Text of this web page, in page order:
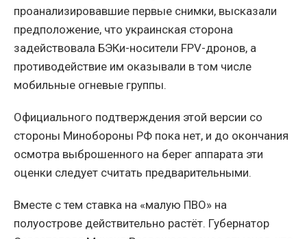
проанализировавшие первые снимки, высказали
предположение, что украинская сторона
задействовала БЭКи-носители FPV-дронов, а
противодействие им оказывали в том числе
мобильные огневые группы.
Официального подтверждения этой версии со
стороны Минобороны РФ пока нет, и до окончания
осмотра выброшенного на берег аппарата эти
оценки следует считать предварительными.
Вместе с тем ставка на «малую ПВО» на
полуострове действительно растёт. Губернатор